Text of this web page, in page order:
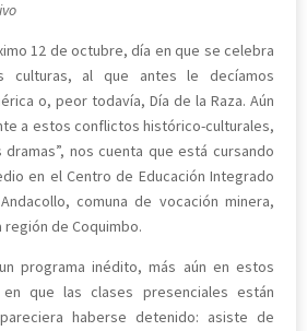
12 de octubre, día en que se celebra
culturas, al que antes le decíamos
o, peor todavía, Día de la Raza. Aún
a estos conflictos histórico-culturales,
nos cuenta que está cursando
en el Centro de Educación Integrado
comuna de vocación minera,
de Coquimbo.
programa inédito, más aún en estos
que las clases presenciales están
haberse detenido: asiste de